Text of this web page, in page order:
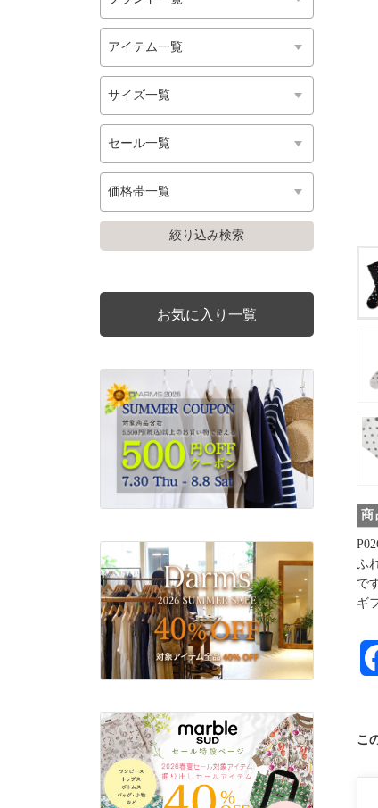
商
ふ
で
ギ
こ
お気に入り一覧